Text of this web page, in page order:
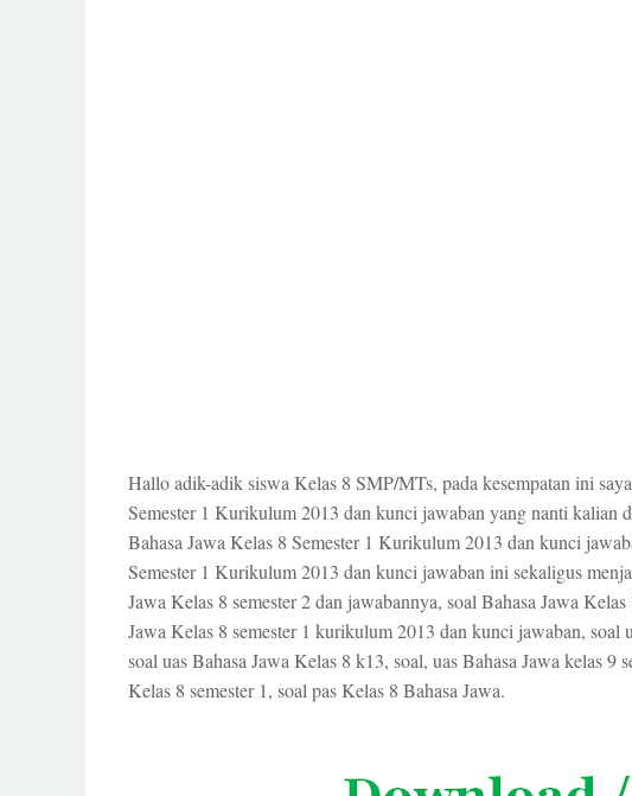
Hallo adik-adik siswa Kelas 8 SMP/MTs, pada kesempatan ini
Semester 1 Kurikulum 2013 dan kunci jawaban yang nanti
Bahasa Jawa Kelas 8 Semester 1 Kurikulum 2013 dan kunci
Semester 1 Kurikulum 2013 dan kunci jawaban ini sekaligus
Jawa Kelas 8 semester 2 dan jawabannya, soal Bahasa Jawa
Jawa Kelas 8 semester 1 kurikulum 2013 dan kunci jawaban, soal
soal uas Bahasa Jawa Kelas 8 k13, soal, uas Bahasa Jawa kelas 9
Kelas 8 semester 1, soal pas Kelas 8 Bahasa Jawa.